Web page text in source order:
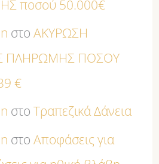
ποσού 50.000€
στοΑΚΥΡΩΣΗ
ΠΛΗΡΩΜΗΣ ΠΟΣΟΥ
€
στοΤραπεζικά Δάνεια
στοΑποφάσεις για